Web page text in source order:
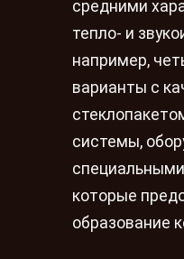
средними
тепло- и
например,
варианты с
системы,
которые
образование